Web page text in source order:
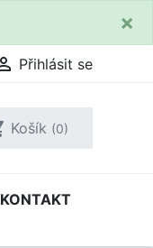
×
Přihlásit se
Košík (0)
KONTAKT